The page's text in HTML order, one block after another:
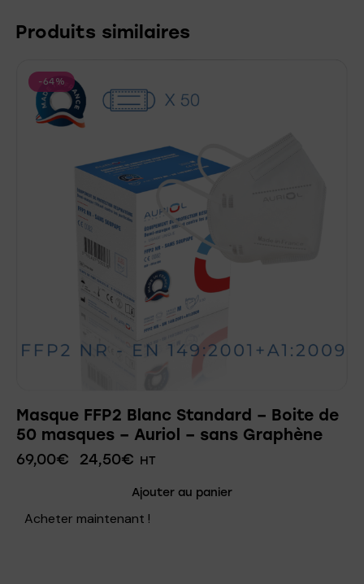
Produits similaires
-64%
Masque FFP2 Blanc Standard – Boite de
50 masques – Auriol – sans Graphène
69,00€ 24,50€ HT
Ajouter au panier
Acheter maintenant !